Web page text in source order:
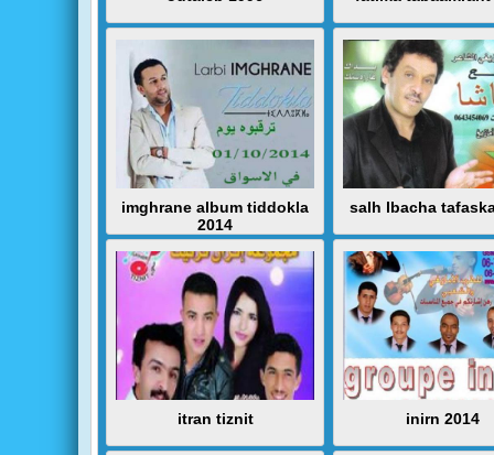
imghrane album tiddokla
2014
salh lbacha
itran tiznit inirn 2014